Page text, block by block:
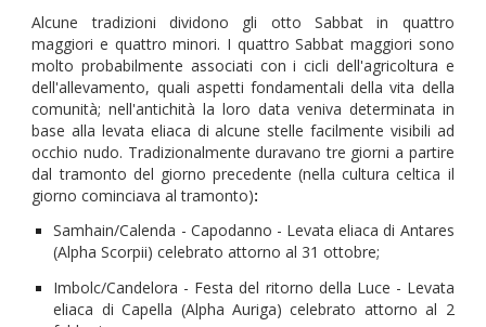
Alcune tradizioni dividono gli otto Sabbat in quattro
maggiori e quattro minori. I quattro Sabbat maggiori sono
molto probabilmente associati con i cicli dell'agricoltura e
dell'allevamento, quali aspetti fondamentali della vita della
comunità; nell'antichità la loro data veniva determinata in
base alla levata eliaca di alcune stelle facilmente visibili ad
occhio nudo. Tradizionalmente duravano tre giorni a partire
dal tramonto del giorno precedente (nella cultura celtica il
giorno cominciava al tramonto):
Samhain/Calenda - Capodanno - Levata eliaca di Antares
(Alpha Scorpii) celebrato attorno al 31 ottobre;
Imbolc/Candelora - Festa del ritorno della Luce - Levata
eliaca di Capella (Alpha Auriga) celebrato attorno al 2